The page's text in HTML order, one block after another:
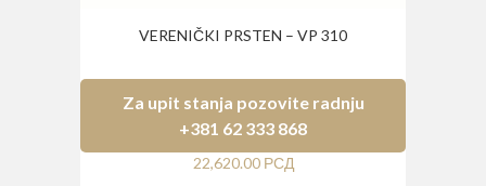
VERENIČKI PRSTEN – VP 310
Za upit stanja pozovite radnju
+381 62 333 868
22,620.00 РСД